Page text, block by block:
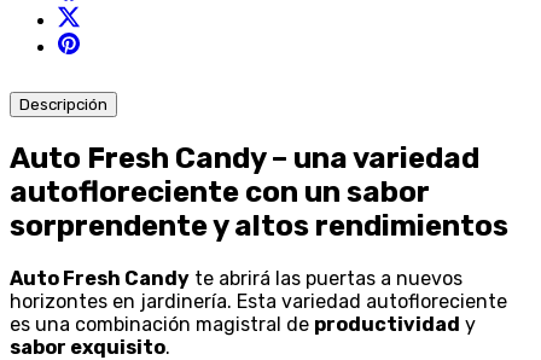
Descripción
Auto Fresh Candy – una variedad
autofloreciente con un sabor
sorprendente y altos rendimientos
Auto Fresh Candy te abrirá las puertas a nuevos
horizontes en jardinería. Esta variedad autofloreciente
es una combinación magistral de productividad y
sabor exquisito.